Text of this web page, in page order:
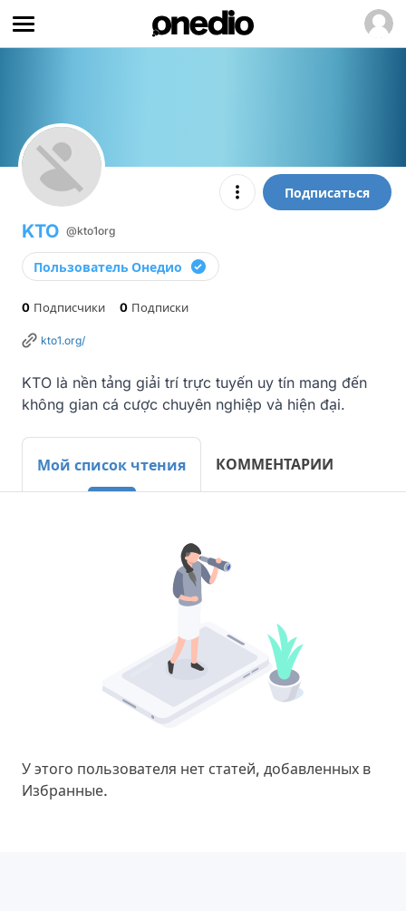
Подписаться
KTO @kto1org
Пользователь Онедио
0 Подписчики 0 Подписки
kto1.org/
KTO là nền tảng giải trí trực tuyến uy tín mang đến
không gian cá cược chuyên nghiệp và hiện đại.
Мой список чтения КОММЕНТАРИИ
У этого пользователя нет статей, добавленных в
Избранные.